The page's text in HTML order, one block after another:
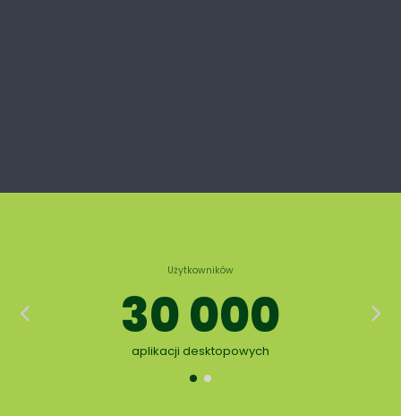
Użytkowników
30 000
aplikacji desktopowych